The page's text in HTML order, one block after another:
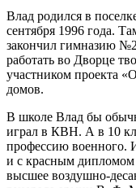
Влад родился в
сентября 1996 года.
закончил гимназию
работать во Дворце
участником проекта
домов.
В школе Влад бы
играл в КВН. А в 10
профессию военного.
и с красным дипломом
высшее воздушно-